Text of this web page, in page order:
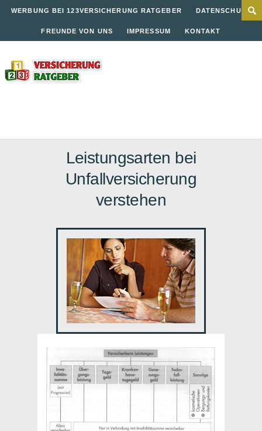
WERBUNG BEI 123VERSICHERUNG RATGEBER DATENSCHUTZ
FREUNDE VON UNS IMPRESSUM KONTAKT
Leistungsarten bei
Unfallversicherung
verstehen